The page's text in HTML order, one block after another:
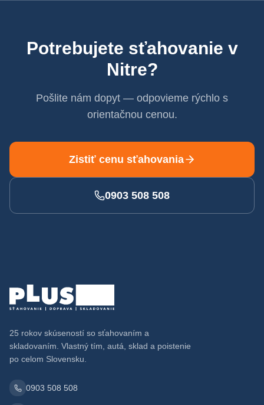
Potrebujete sťahovanie v
Nitre?
Pošlite nám dopyt — odpovieme rýchlo s
orientačnou cenou.
Zistiť cenu sťahovania
0903 508 508
25 rokov skúseností so sťahovaním a
skladovaním. Vlastný tím, autá, sklad a poistenie
po celom Slovensku.
0903 508 508